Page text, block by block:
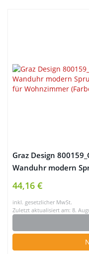
Graz Design
Wanduhr modern
Deko für
Uhrwerk=Gold)
44,16 €
inkl. gesetzlicher MwSt.
Zuletzt aktualisiert am: 8.